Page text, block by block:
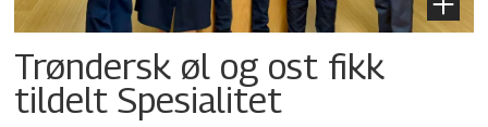
Trøndersk øl og ost fikk
tildelt Spesialitet